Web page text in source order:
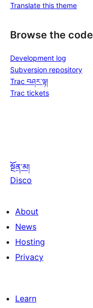
Translate this theme
Browse the code
Development log
Subversion repository
Trac བཤར་ལྟ།
Trac tickets
སྔོན་མ།
Disco
About
News
Hosting
Privacy
Learn